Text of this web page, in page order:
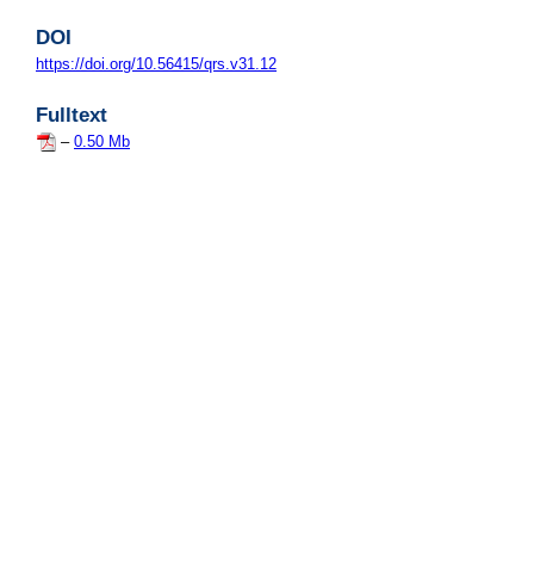
DOI
https://doi.org/10.56415/qrs.v31.12
Fulltext
– 0.50 Mb